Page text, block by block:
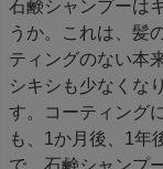
石鹸シャンプーは
うか。これは、髪
ティングのない本
シキシも少なくな
す。コーティング
も、1か月後、1年
で、石鹸シャンプ